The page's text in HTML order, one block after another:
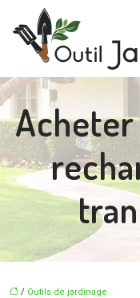
/ Outils de jardinage